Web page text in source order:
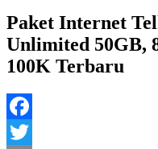
Paket Internet
Unlimited 50GB,
100K Terbaru
Facebook